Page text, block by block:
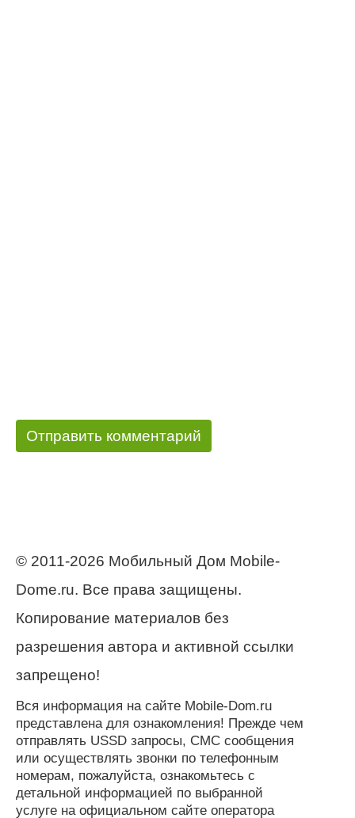
© 2011-2026 Мобильный Дом Mobile-
Dome.ru. Все права защищены.
Копирование материалов без
разрешения автора и активной ссылки
запрещено!
Вся информация на сайте Mobile-Dom.ru
представлена для ознакомления! Прежде чем
отправлять USSD запросы, СМС сообщения
или осуществлять звонки по телефонным
номерам, пожалуйста, ознакомьтесь с
детальной информацией по выбранной
услуге на официальном сайте оператора